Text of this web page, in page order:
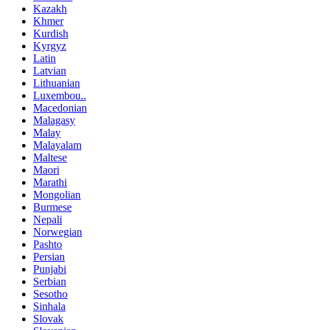
Kazakh
Khmer
Kurdish
Kyrgyz
Latin
Latvian
Lithuanian
Luxembou..
Macedonian
Malagasy
Malay
Malayalam
Maltese
Maori
Marathi
Mongolian
Burmese
Nepali
Norwegian
Pashto
Persian
Punjabi
Serbian
Sesotho
Sinhala
Slovak